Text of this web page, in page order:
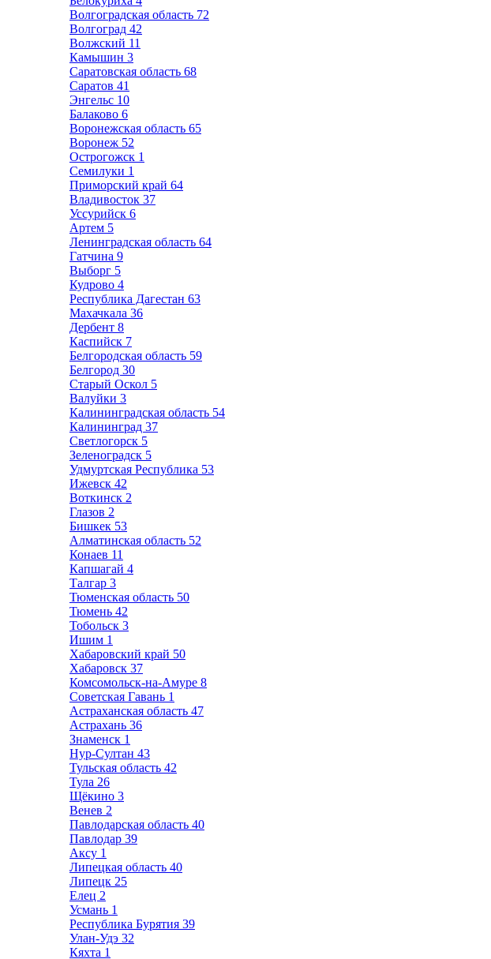
Волгоградская область 72
Волгоград 42
Волжский 11
Камышин 3
Саратовская область 68
Саратов 41
Энгельс 10
Балаково 6
Воронежская область 65
Воронеж 52
Острогожск 1
Семилуки 1
Приморский край 64
Владивосток 37
Уссурийск 6
Артем 5
Ленинградская область 64
Гатчина 9
Выборг 5
Кудрово 4
Республика Дагестан 63
Махачкала 36
Дербент 8
Каспийск 7
Белгородская область 59
Белгород 30
Старый Оскол 5
Валуйки 3
Калининградская область 54
Калининград 37
Светлогорск 5
Зеленоградск 5
Удмуртская Республика 53
Ижевск 42
Воткинск 2
Глазов 2
Бишкек 53
Алматинская область 52
Конаев 11
Капшагай 4
Талгар 3
Тюменская область 50
Тюмень 42
Тобольск 3
Ишим 1
Хабаровский край 50
Хабаровск 37
Комсомольск-на-Амуре 8
Советская Гавань 1
Астраханская область 47
Астрахань 36
Знаменск 1
Нур-Султан 43
Тульская область 42
Тула 26
Щёкино 3
Венев 2
Павлодарская область 40
Павлодар 39
Аксу 1
Липецкая область 40
Липецк 25
Елец 2
Усмань 1
Республика Бурятия 39
Улан-Удэ 32
Кяхта 1